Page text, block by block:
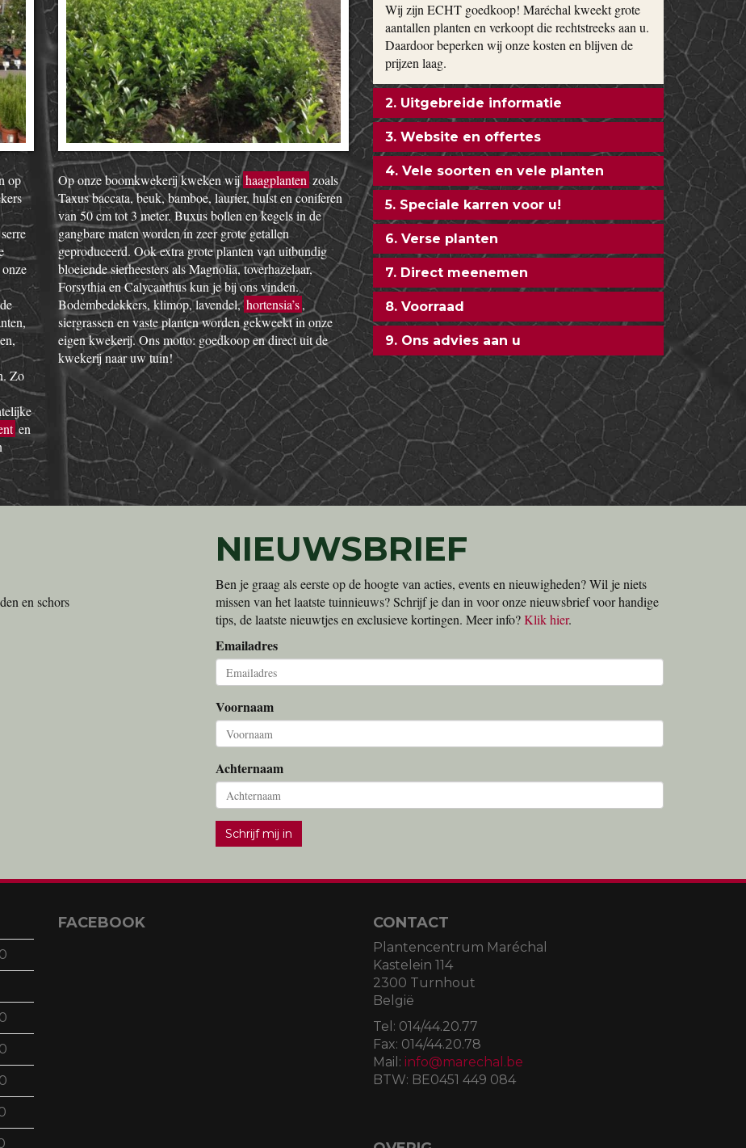
op
Zo
en
Op onze boomkwekerij kweken wijhaagplanten zoals
Taxus baccata, beuk, bamboe, laurier, hulst en coniferen
van 50 cm tot 3 meter. Buxus bollen en kegels in de
gangbare maten worden in zeer grote getallen
geproduceerd. Ook extra grote planten van uitbundig
bloeiende sierheesters als Magnolia, toverhazelaar,
Forsythia en Calycanthus kun je bij ons vinden.
Bodembedekkers, klimop, lavendel,hortensia’s,
siergrassen en vaste planten worden gekweekt in onze
eigen kwekerij. Ons motto: goedkoop en direct uit de
kwekerij naar uw tuin!
Wij zijn ECHT goedkoop! Maréchal kweekt grote
aantallen planten en verkoopt die rechtstreeks aan u.
Daardoor beperken wij onze kosten en blijven de
prijzen laag.
2. Uitgebreide informatie
3. Website en offertes
4. Vele soorten en vele planten
5. Speciale karren voor u!
6. Verse planten
7. Direct meenemen
8. Voorraad
9. Ons advies aan u
en schors
NIEUWSBRIEF
Ben je graag als eerste op de hoogte van acties, events en nieuwigheden? Wil je niets
missen van het laatste tuinnieuws? Schrijf je dan in voor onze nieuwsbrief voor handige
tips, de laatste nieuwtjes en exclusieve kortingen. Meer info?Klik hier.
Emailadres
Voornaam
Achternaam
Schrijf mij in
FACEBOOK CONTACT
Plantencentrum Maréchal
Kastelein 114
2300 Turnhout
België
Tel: 014/44.20.77
Fax: 014/44.20.78
Mail: info@marechal.be
BTW: BE0451 449 084